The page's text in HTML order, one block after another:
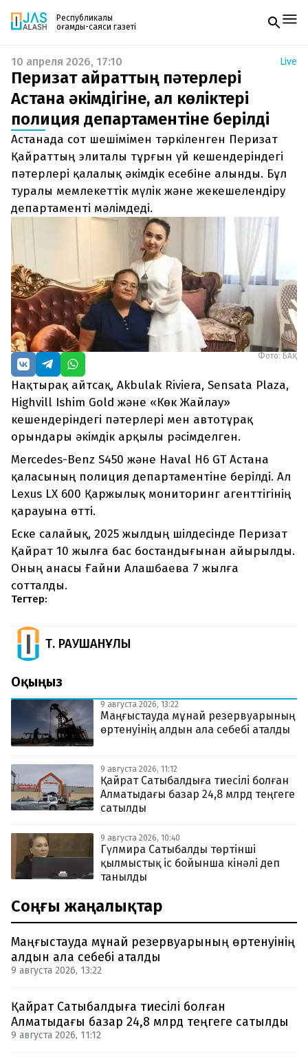
Республикалық
қоғамдық-саяси газеті
Жаңалықтар
Спорт
Live
Руханият
Аймақ
Архив
Заң және тәртіп
Редакциямен байланыс
+7 708 604 51 06
Жарнама бөлімі
+7 701 220 64 52
Пошта
zhasalash100@gmail.com
Газетке жазылу
PDF форматтағы газетті ай сайын электронды
поштаңызға алып отырыңыз. Жаңа нөмір
шыққан сәтте сізге бірден жіберіледі. Тек email
енгізіңіз, біз қалғанын өзіміз жібереміз.
10 апреля 2026, 17:10 Live
Перизат Қайраттың пәтерлері
Астана әкімдігіне, ал көліктері
полиция департаментіне берілді
Астанада сот шешімімен тәркіленген Перизат
Қайраттың элиталы тұрғын үй кешендеріндегі
пәтерлері қалалық әкімдік есебіне алынды. Бұл
туралы мемлекеттік мүлік және жекешелендіру
департаменті мәлімдеді.
Фото: БАҚ
Нақтырақ айтсақ, Akbulak Riviera, Sensata Plaza,
Highvill Ishim Gold және «Көк Жайлау»
кешендеріндегі пәтерлері мен автотұрақ
орындары әкімдік арқылы рәсімделген.
Mercedes-Benz S450 және Haval H6 GT Астана
қаласының полиция департаментіне берілді. Ал
Lexus LX 600 Қаржылық мониторинг агенттігінің
қарауына өтті.
Еске салайық, 2025 жылдың шілдесінде Перизат
Қайрат 10 жылға бас бостандығынан айырылды.
Оның анасы Ғайни Алашбаева 7 жылға
сотталды.
Тегтер:
Т. РАУШАНҰЛЫ
Оқыңыз
9 августа 2026, 13:22
Маңғыстауда мұнай резервуарының
өртенуінің алдын ала себебі аталды
9 августа 2026, 11:12
Қайрат Сатыбалдыға тиесілі болған
Алматыдағы базар 24,8 млрд теңгеге
сатылды
9 августа 2026, 10:40
Гүлмира Сатыбалды төртінші
қылмыстық іс бойынша кінәлі деп
танылды
Соңғы жаңалықтар
Маңғыстауда мұнай резервуарының өртенуінің
алдын ала себебі аталды
9 августа 2026, 13:22
Қайрат Сатыбалдыға тиесілі болған
Алматыдағы базар 24,8 млрд теңгеге сатылды
9 августа 2026, 11:12